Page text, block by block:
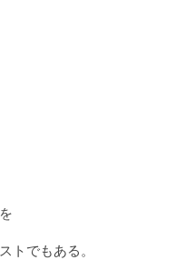
トでもある。